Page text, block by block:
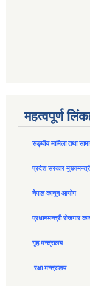
महत्वपूर्ण
सङ्घीय मामिला तथा
प्रदेश सरकार मुख्यमन्त्री
नेपाल कानून आयोग
प्रधानमन्त्री रोजगार
गृह मन्त्रालय
रक्षा मन्त्रालय